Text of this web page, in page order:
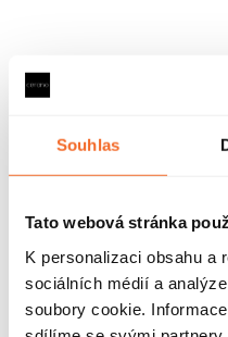
Souhlas
Tato webová stránka
K personalizaci obsahu a
sociálních médií a
soubory cookie.
Nabízená sada se
CERANO -
Sprchové posuvné
stěna